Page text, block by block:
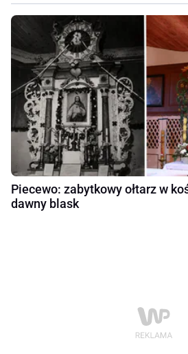
Piecewo: zabytkowy ołtarz w
dawny blask